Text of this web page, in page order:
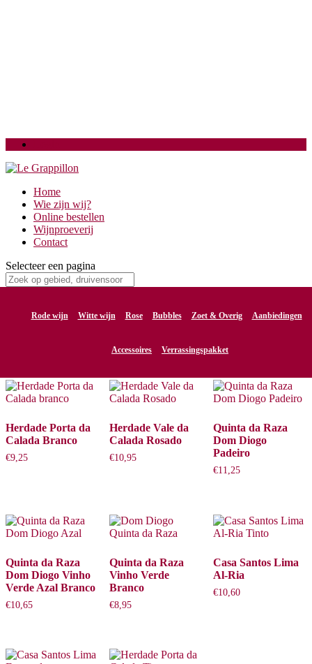
Home
Wie zijn wij?
Online bestellen
Wijnproeverij
Contact
Selecteer een pagina
Rode wijn Witte wijn Rose Bubbles Zoet & Overig Aanbiedingen
Accessoires Verrassingspakket
Portugal
Herdade Porta da
Calada Branco
€9,25
Herdade Vale da
Calada Rosado
€10,95
Quinta da Raza
Dom Diogo
Padeiro
€11,25
Quinta da Raza
Dom Diogo Vinho
Verde Azal Branco
€10,65
Quinta da Raza
Vinho Verde
Branco
€8,95
Casa Santos Lima
Al-Ria
€10,60